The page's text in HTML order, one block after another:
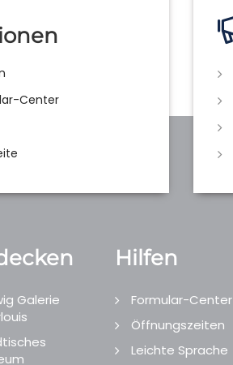
Center
Galerie
Hilfen
Formular-Center
Öffnungszeiten
Leichte Sprache